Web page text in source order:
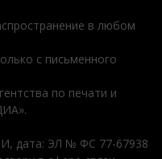
в любом
с письменного
по печати и
дата: ЭЛ № ФС 77-67938